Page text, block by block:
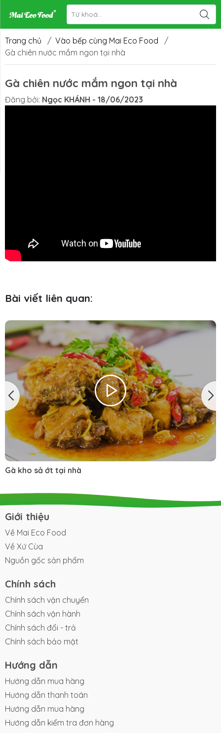
Trang chủ / Vào bếp cùng Mai Eco Food
/
Gà chiên nước mắm ngon tại nhà
Gà chiên nước mắm ngon tại nhà
Đăng bởi: Ngọc KHÁNH - 18/06/2023
Bài viết liên quan:
Gà kho sả ớt tại nhà
Giới thiệu
Về Mai Eco Food
Về Xứ Cùa
Nguồn gốc sản phẩm
Chính sách
Chính sách vận chuyển
Chính sách vận hành
Chính sách đổi - trả
Chính sách bảo mật
Hướng dẫn
Hướng dẫn mua hàng
Hướng dẫn thanh toán
Hướng dẫn mua hàng
Hướng dẫn kiểm tra đơn hàng